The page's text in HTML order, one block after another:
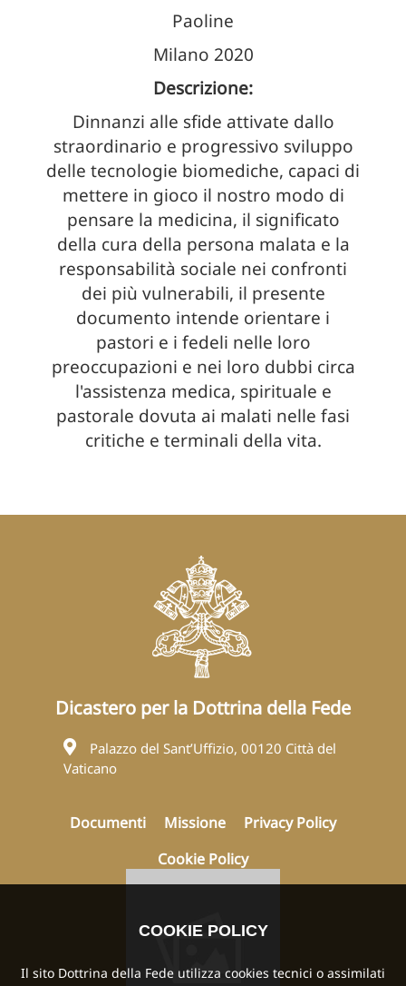
Paoline
Milano 2020
Descrizione:
Dinnanzi alle sfide attivate dallo
straordinario e progressivo sviluppo
delle tecnologie biomediche, capaci di
mettere in gioco il nostro modo di
pensare la medicina, il significato
della cura della persona malata e la
responsabilità sociale nei confronti
dei più vulnerabili, il presente
documento intende orientare i
pastori e i fedeli nelle loro
preoccupazioni e nei loro dubbi circa
l'assistenza medica, spirituale e
pastorale dovuta ai malati nelle fasi
critiche e terminali della vita.
Dicastero per la Dottrina della Fede
Palazzo del Sant’Uffizio, 00120 Città del
Vaticano
Documenti Missione
Privacy Policy
Cookie Policy
COOKIE POLICY
Il sito Dottrina della Fede utilizza cookies tecnici o assimilati